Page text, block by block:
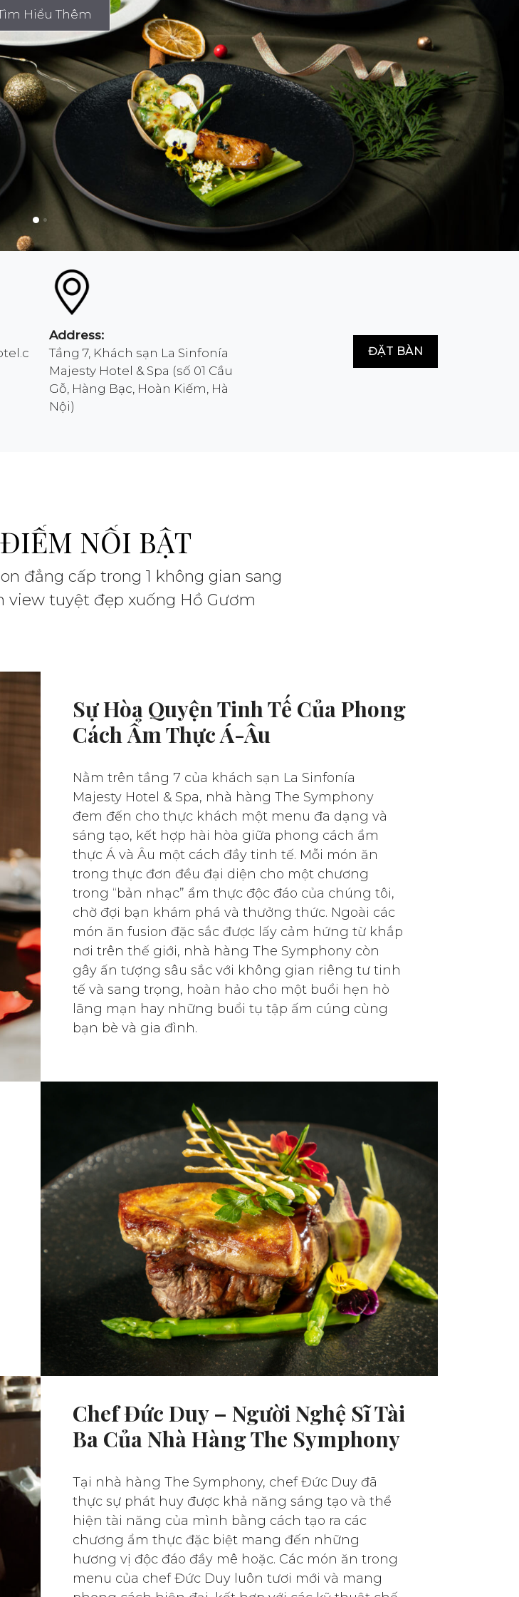
Hiểu Thêm
Address:
Tầng 7, Khách sạn La Sinfonía
Majesty Hotel & Spa (số 01 Cầu
Gỗ, Hàng Bạc, Hoàn Kiếm, Hà
Nội)
ĐẶT BÀN
NỔI BẬT
đẳng cấp trong 1 không gian sang
tuyệt đẹp xuống Hồ Gươm
Sự Hòa Quyện Tinh Tế Của Phong
Cách Ẩm Thực Á-Âu
Nằm trên tầng 7 của khách sạn La Sinfonía
Majesty Hotel & Spa, nhà hàng The Symphony
đem đến cho thực khách một menu đa dạng và
sáng tạo, kết hợp hài hòa giữa phong cách ẩm
thực Á và Âu một cách đầy tinh tế. Mỗi món ăn
trong thực đơn đều đại diện cho một chương
trong “bản nhạc” ẩm thực độc đáo của chúng tôi,
chờ đợi bạn khám phá và thưởng thức. Ngoài các
món ăn fusion đặc sắc được lấy cảm hứng từ khắp
nơi trên thế giới, nhà hàng The Symphony còn
gây ấn tượng sâu sắc với không gian riêng tư tinh
tế và sang trọng, hoàn hảo cho một buổi hẹn hò
lãng mạn hay những buổi tụ tập ấm cúng cùng
bạn bè và gia đình.
Chef Đức Duy – Người Nghệ Sĩ Tài
Ba Của Nhà Hàng The Symphony
Tại nhà hàng The Symphony, chef Đức Duy đã
thực sự phát huy được khả năng sáng tạo và thể
hiện tài năng của mình bằng cách tạo ra các
chương ẩm thực đặc biệt mang đến những
hương vị độc đáo đầy mê hoặc. Các món ăn trong
menu của chef Đức Duy luôn tươi mới và mang